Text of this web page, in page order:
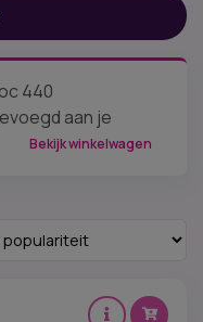
€ 14—€ 435
440
aan je
Bekijk winkelwagen